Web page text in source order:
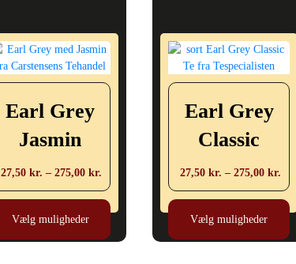
Earl Grey
Jasmin
27,50kr. – 275,00kr.
27,50 kr.
til
Vælg muligheder
vare
har
Earl Grey
Classic
27,50 kr. – 275,00 kr.
til
Vælg muligheder